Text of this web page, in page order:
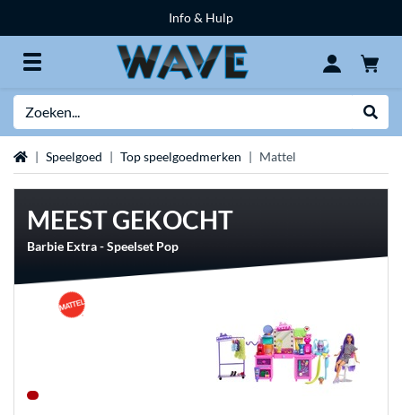
Info & Hulp
HomeSpeelgoed Top speelgoedmerken Mattel
MEEST GEKOCHT
Barbie Extra - Speelset Pop